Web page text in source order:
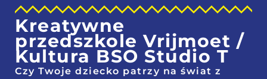
Kreatywne
przedszkole Vrijmoet /
Kultura BSO Studio T
Czy Twoje dziecko patrzy na świat z